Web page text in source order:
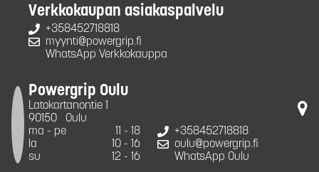
Verkkokaupan asiakaspalvelu
+358452718818
myynti@powergrip.fi
WhatsApp Verkkokauppa
Powergrip Oulu
Latokartanontie 1
90150
Oulu
ma - pe
11 - 18
la
10 - 16
su
12 - 16
+358452718818
oulu@powergrip.fi
WhatsApp Oulu